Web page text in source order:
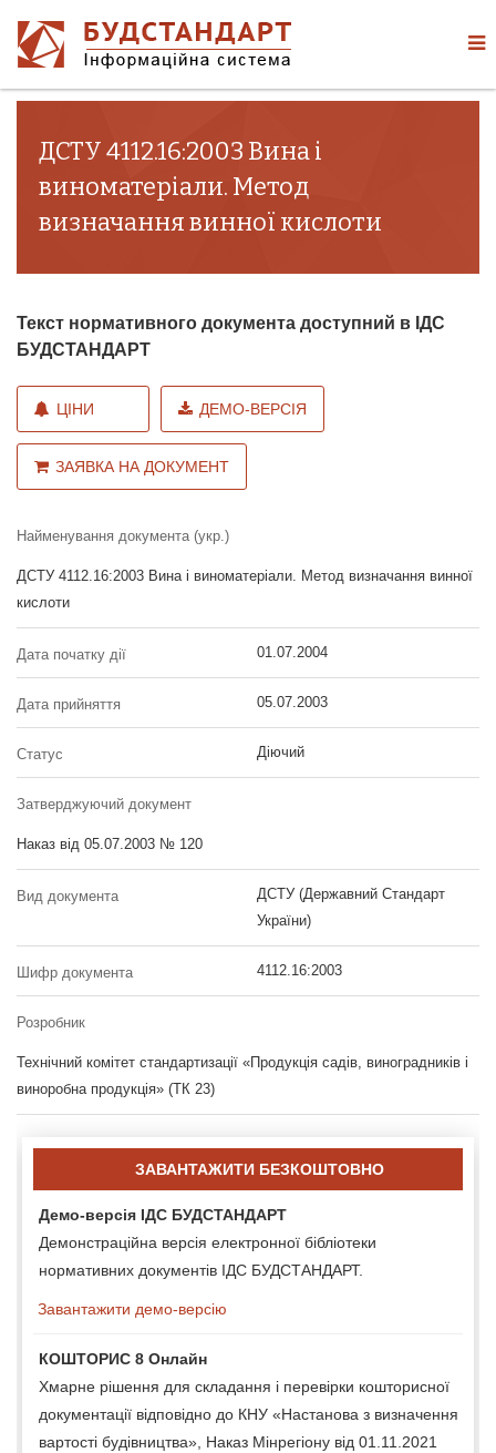
ДСТУ 4112.16:2003 Вина і
виноматеріали. Метод
визначання винної кислоти
Текст нормативного документа доступний в ІДС
БУДСТАНДАРТ
ЦІНИ ДЕМО-ВЕРСІЯ
ЗАЯВКА НА ДОКУМЕНТ
Найменування документа (укр.)
ДСТУ 4112.16:2003 Вина і виноматеріали. Метод визначання винної
кислоти
Дата початку дії 01.07.2004
Дата прийняття 05.07.2003
Статус Діючий
Затверджуючий документ
Наказ від 05.07.2003 № 120
Вид документа
ДСТУ (Державний Стандарт
України)
Шифр документа 4112.16:2003
Розробник
Технічний комітет стандартизації «Продукція садів, виноградників і
виноробна продукція» (ТК 23)
ЗАВАНТАЖИТИ БЕЗКОШТОВНО
Демо-версія ІДС БУДСТАНДАРТ
Демонстраційна версія електронної бібліотеки
нормативних документів ІДС БУДСТАНДАРТ.
Завантажити демо-версію
КОШТОРИС 8 Онлайн
Хмарне рішення для складання і перевірки кошторисної
документації відповідно до КНУ «Настанова з визначення
вартості будівництва», Наказ Мінрегіону від 01.11.2021